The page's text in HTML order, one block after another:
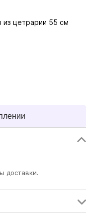
из цетрарии 55 см
доставки.